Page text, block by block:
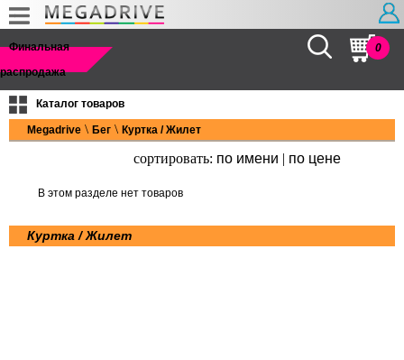
Финальная
распродажа
Найти 0
Каталог товаров
Megadrive \ Бег \ Куртка / Жилет
сортировать: по имени | по цене
В этом разделе нет товаров
Куртка / Жилет